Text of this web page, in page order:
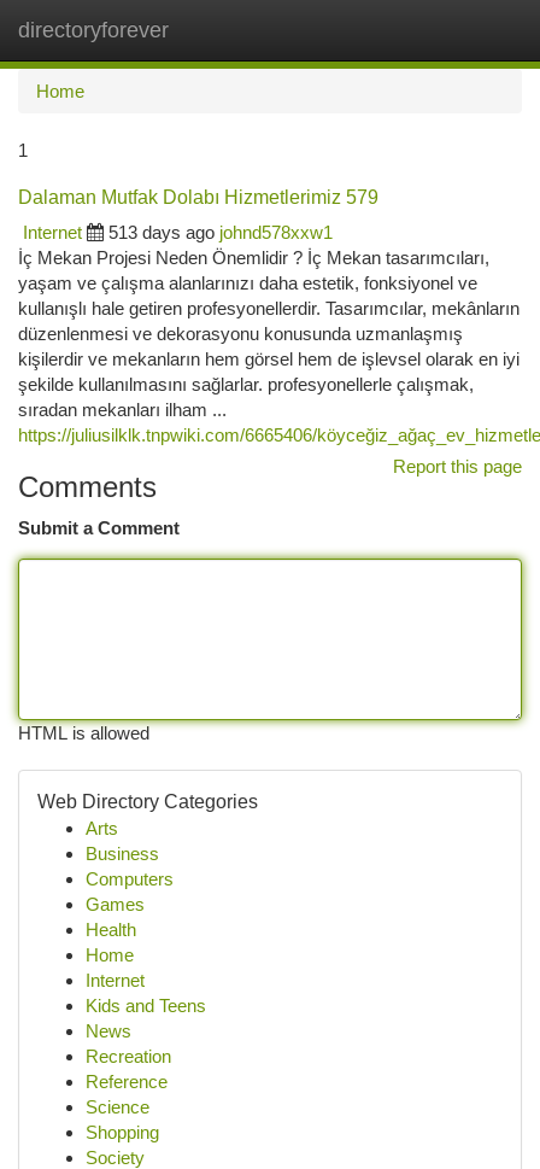
directoryforever
Home
1
Dalaman Mutfak Dolabı Hizmetlerimiz 579
Internet
513 days ago johnd578xxw1
İç Mekan Projesi Neden Önemlidir ? İç Mekan tasarımcıları,
yaşam ve çalışma alanlarınızı daha estetik, fonksiyonel ve
kullanışlı hale getiren profesyonellerdir. Tasarımcılar, mekânların
düzenlenmesi ve dekorasyonu konusunda uzmanlaşmış
kişilerdir ve mekanların hem görsel hem de işlevsel olarak en iyi
şekilde kullanılmasını sağlarlar. profesyonellerle çalışmak,
sıradan mekanları ilham ...
https://juliusilklk.tnpwiki.com/6665406/
Report this page
Comments
Submit a Comment
HTML is allowed
Web Directory Categories
Arts
Business
Computers
Games
Health
Home
Internet
Kids and Teens
News
Recreation
Reference
Science
Shopping
Society